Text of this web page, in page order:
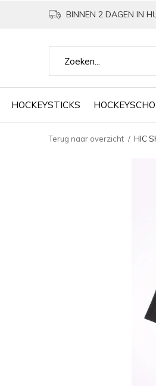
HOCKEYSTICKS
BINNEN 2 DAGEN IN
Terug naar overzicht HIC